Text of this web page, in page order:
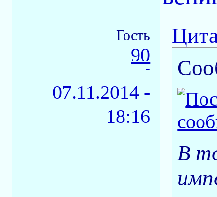
Гость
90
-
07.11.2014 -
18:16
В